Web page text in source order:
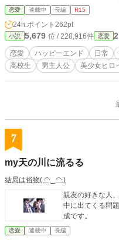
冷めがちな女子の距離感が、二人
なラブコメディです。
恋愛 連載中 長編 R15
24h.ポイント 262pt
小説 5,679 位 / 228,916件 恋愛
恋愛 ハッピーエンド 日常
高校生
男主人公 美少女ヒロ
7
my天の川に流るる
結局は俗物( ◠‿◠ )
親友の好きな人
中に出てくる問
成です。
恋愛 連載中 長編